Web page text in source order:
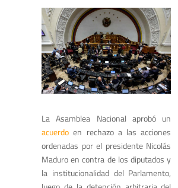
La Asamblea Nacional aprobó un
acuerdoen rechazo a las acciones
ordenadas por el presidente Nicolás
Maduro en contra de los diputados y
la institucionalidad del Parlamento,